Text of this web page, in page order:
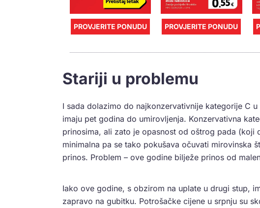
PROVJERITE PONUDU PROVJERITE PONUDU
Stariji u problemu
I sada dolazimo do najkonzervativnije kategorije C
imaju pet godina do umirovljenja. Konzervativna
prinosima, ali zato je opasnost od oštrog pada (koji
minimalna pa se tako pokušava očuvati mirovinska
prinos. Problem – ove godine bilježe prinos od
Iako ove godine, s obzirom na uplate u drugi stup,
zapravo na gubitku. Potrošačke cijene u srpnju su